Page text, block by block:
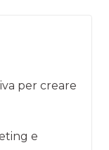
per creare
e